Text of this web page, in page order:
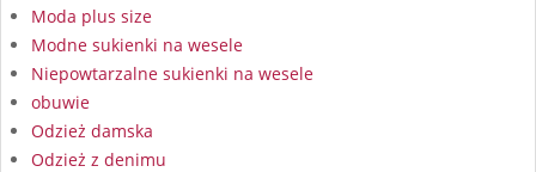
Moda plus size
Modne sukienki na wesele
Niepowtarzalne sukienki na wesele
obuwie
Odzież damska
Odzież z denimu